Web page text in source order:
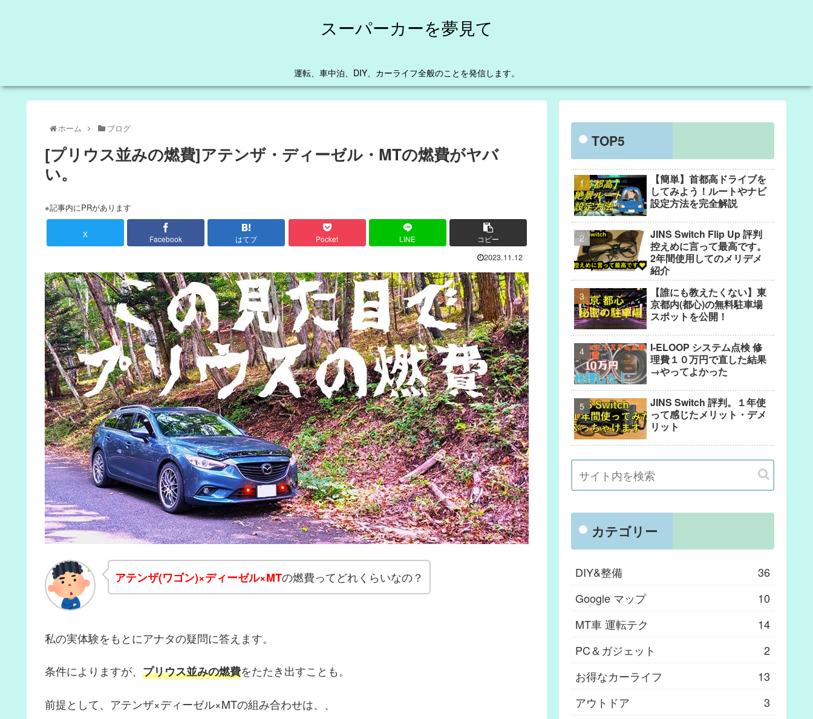
スーパーカーを夢見て
運転、車中泊、DIY、カーライフ全般のことを発信します。
ホーム ブログ
[プリウス並みの燃費]アテンザ・ディーゼル・MTの燃費がヤバ
い。
※記事内にPRがあります
X Facebook はてブ Pocket LINE コピー
2023.11.12
アテンザ(ワゴン)×ディーゼル×MTの燃費ってどれくらいなの？
私の実体験をもとにアナタの疑問に答えます。
条件によりますが、 プリウス並みの燃費をたたき出すことも。
前提として、アテンザ×ディーゼル×MTの組み合わせは、、
TOP5
【簡単】首都高ドライブを
してみよう！ルートやナビ
設定方法を完全解説
JINS Switch Flip Up 評判
控えめに言って最高です。
2年間使用してのメリデメ
紹介
【誰にも教えたくない】東
京都内(都心)の無料駐車場
スポットを公開！
I-ELOOP システム点検 修
理費１０万円で直した結果
→やってよかった
JINS Switch 評判。１年使
って感じたメリット・デメ
リット
カテゴリー
DIY&整備
36
Google マップ
10
MT車 運転テク
14
PC＆ガジェット
2
お得なカーライフ
13
アウトドア
3